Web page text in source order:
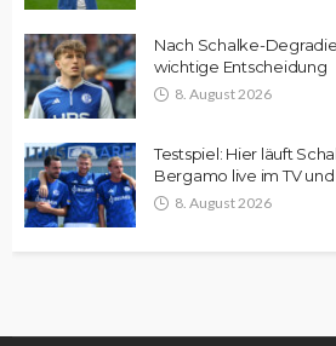
Nach Schalke-
wichtige Entscheidung
8. August 2026
Testspiel: Hier läuft
Bergamo live im TV
8. August 2026